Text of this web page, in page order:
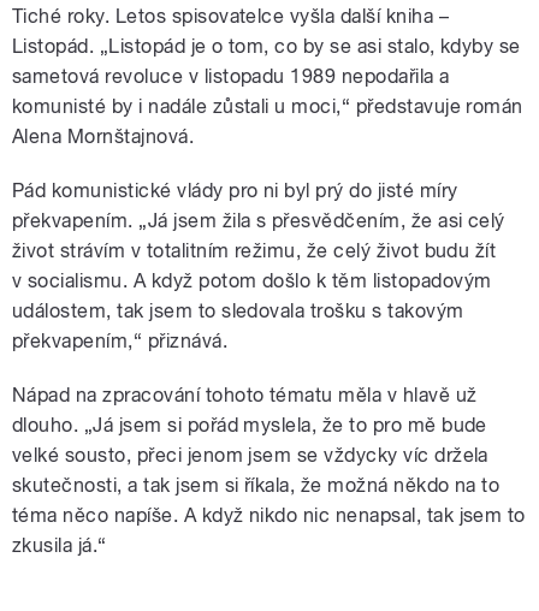
Tiché roky. Letos spisovatelce vyšla další kniha –
Listopád. „Listopád je o tom, co by se asi stalo, kdyby se
sametová revoluce v listopadu 1989 nepodařila a
komunisté by i nadále zůstali u moci,“ představuje román
Alena Mornštajnová.
Pád komunistické vlády pro ni byl prý do jisté míry
překvapením. „Já jsem žila s přesvědčením, že asi celý
život strávím v totalitním režimu, že celý život budu žít
v socialismu. A když potom došlo k těm listopadovým
událostem, tak jsem to sledovala trošku s takovým
překvapením,“ přiznává.
Nápad na zpracování tohoto tématu měla v hlavě už
dlouho. „Já jsem si pořád myslela, že to pro mě bude
velké sousto, přeci jenom jsem se vždycky víc držela
skutečnosti, a tak jsem si říkala, že možná někdo na to
téma něco napíše. A když nikdo nic nenapsal, tak jsem to
zkusila já.“